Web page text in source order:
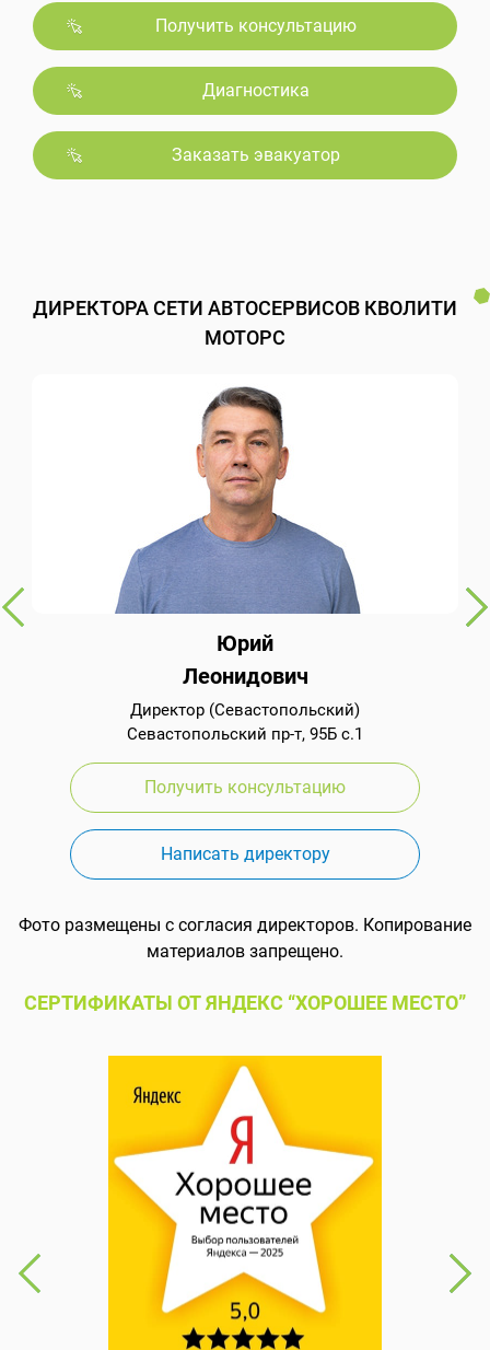
Получить консультацию
Диагностика
Заказать эвакуатор
ДИРЕКТОРА СЕТИ АВТОСЕРВИСОВ КВОЛИТИ
МОТОРС
Юрий
Леонидович
Директор (Севастопольский)
Севастопольский пр-т, 95Б с.1
Получить консультацию
Написать директору
Фото размещены с согласия директоров. Копирование
материалов запрещено.
СЕРТИФИКАТЫ ОТ ЯНДЕКС “ХОРОШЕЕ МЕСТО”